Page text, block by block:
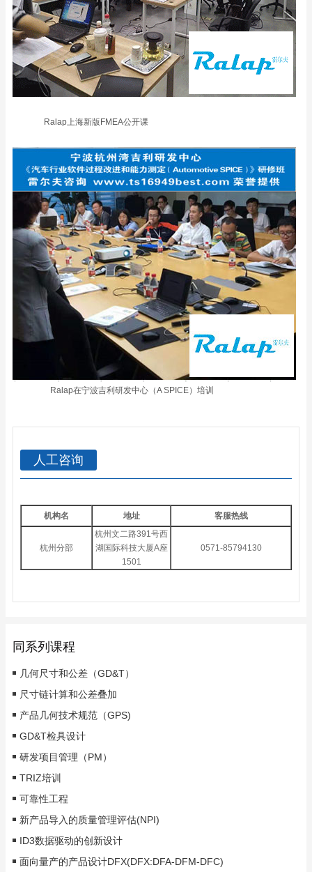
Ralap上海新版FMEA公开课
Ralap在宁波吉利研发中心（A SPICE）培训
人工咨询
机构名 地址 客服热线
杭州分部
杭州文二路391号西
湖国际科技大厦A座
1501
0571-85794130
同系列课程
几何尺寸和公差（GD&T）
尺寸链计算和公差叠加
产品几何技术规范（GPS)
GD&T检具设计
研发项目管理（PM）
TRIZ培训
可靠性工程
新产品导入的质量管理评估(NPI)
ID3数据驱动的创新设计
面向量产的产品设计DFX(DFX:DFA-DFM-DFC)